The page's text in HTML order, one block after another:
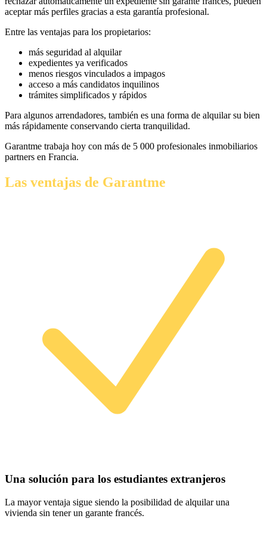
aceptar más perfiles gracias a esta garantía profesional.
Entre las ventajas para los propietarios:
más seguridad al alquilar
expedientes ya verificados
menos riesgos vinculados a impagos
acceso a más candidatos inquilinos
trámites simplificados y rápidos
Para algunos arrendadores, también es una forma de alquilar su bien
más rápidamente conservando cierta tranquilidad.
Garantme trabaja hoy con más de 5 000 profesionales inmobiliarios
partners en Francia.
Las ventajas de Garantme
Una solución para los estudiantes extranjeros
La mayor ventaja sigue siendo la posibilidad de alquilar una
vivienda sin tener un garante francés.